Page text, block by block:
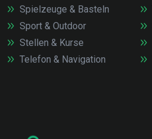
Spielzeuge & Basteln
Sport & Outdoor
Stellen & Kurse
Telefon & Navigation